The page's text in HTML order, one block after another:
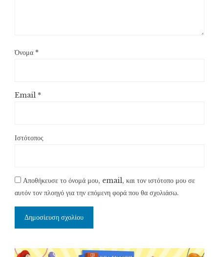
Όνομα *
Email *
Ιστότοπος
Αποθήκευσε το όνομά μου, email, και τον ιστότοπο μου σε
αυτόν τον πλοηγό για την επόμενη φορά που θα σχολιάσω.